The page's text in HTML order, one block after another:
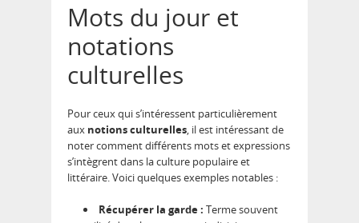
Mots du jour et
notations
culturelles
Pour ceux qui s’intéressent particulièrement
aux notions culturelles, il est intéressant de
noter comment différents mots et expressions
s’intègrent dans la culture populaire et
littéraire. Voici quelques exemples notables :
Récupérer la garde : Terme souvent